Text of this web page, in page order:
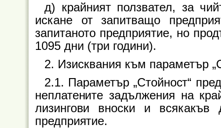
д) крайният ползвател, за
искане от запитващо
запитаното предприятие, но
1095 дни (три години).
2. Изисквания към параметър
2.1. Параметър „Стойност“
неплатените задължения на
лизингови вноски и
предприятие.